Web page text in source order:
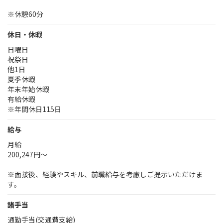
※休憩60分
休日・休暇
日曜日
祝祭日
他1日
夏季休暇
年末年始休暇
有給休暇
※年間休日115日
給与
月給
200,247円～
※面接後、経験やスキル、前職給与を考慮しご提示いただけま
す。
諸手当
通勤手当(交通費支給)